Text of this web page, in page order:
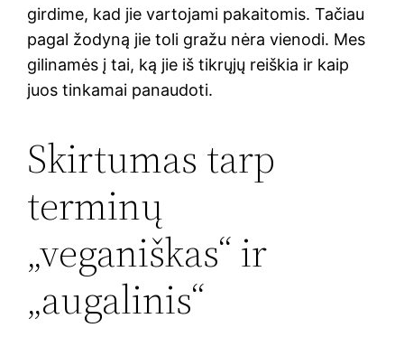
girdime, kad jie vartojami pakaitomis. Tačiau
pagal žodyną jie toli gražu nėra vienodi. Mes
gilinamės į tai, ką jie iš tikrųjų reiškia ir kaip
juos tinkamai panaudoti.
Skirtumas tarp
terminų
„veganiškas“ ir
„augalinis“